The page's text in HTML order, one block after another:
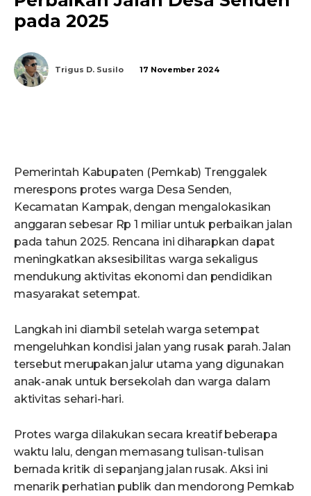
pada 2025
Trigus D. Susilo 17 November 2024
Pemerintah Kabupaten (Pemkab) Trenggalek
merespons protes warga Desa Senden,
Kecamatan Kampak, dengan mengalokasikan
anggaran sebesar Rp 1 miliar untuk perbaikan jalan
pada tahun 2025. Rencana ini diharapkan dapat
meningkatkan aksesibilitas warga sekaligus
mendukung aktivitas ekonomi dan pendidikan
masyarakat setempat.
Langkah ini diambil setelah warga setempat
mengeluhkan kondisi jalan yang rusak parah. Jalan
tersebut merupakan jalur utama yang digunakan
anak-anak untuk bersekolah dan warga dalam
aktivitas sehari-hari.
Protes warga dilakukan secara kreatif beberapa
waktu lalu, dengan memasang tulisan-tulisan
bernada kritik di sepanjang jalan rusak. Aksi ini
menarik perhatian publik dan mendorong Pemkab